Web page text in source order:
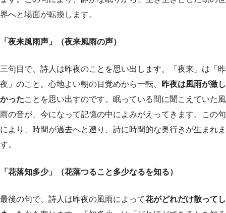
界へと場面が転換します。
「夜来風雨声」（夜来風雨の声）
三句目で、詩人は昨夜のことを思い出します。「夜来」は「昨
夜」のこと。心地よい朝の目覚めから一転、
昨夜は風雨が激し
かったことを思い出すのです。眠っている間に聞こえていた風
雨の音が、今になって記憶の中によみがえってきます。この句
により、時間が過去へと遡り、詩に時間的な奥行きが生まれま
す。
「花落知多少」（花落つること多少なるを知る）
最後の句で、詩人は昨夜の風雨によって花がどれだけ散ってし